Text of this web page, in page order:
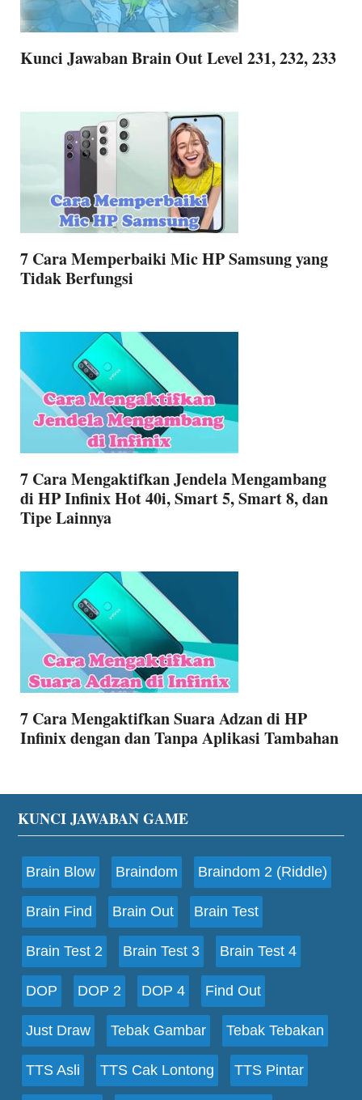
Kunci Jawaban Brain Out Level 231, 232, 233
7 Cara Memperbaiki Mic HP Samsung yang
Tidak Berfungsi
7 Cara Mengaktifkan Jendela Mengambang
di HP Infinix Hot 40i, Smart 5, Smart 8, dan
Tipe Lainnya
7 Cara Mengaktifkan Suara Adzan di HP
Infinix dengan dan Tanpa Aplikasi Tambahan
Footer
KUNCI JAWABAN GAME
Brain Blow Braindom Braindom 2 (Riddle)
Brain Find Brain Out Brain Test
Brain Test 2 Brain Test 3 Brain Test 4
DOP DOP 2 DOP 4 Find Out
Just Draw Tebak Gambar Tebak Tebakan
TTS Asli TTS Cak Lontong TTS Pintar